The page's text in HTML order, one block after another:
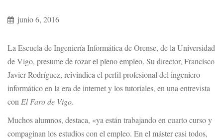
junio 6, 2016
La Escuela de Ingeniería Informática de Orense, de la Universidad
de Vigo, presume de rozar el pleno empleo. Su director, Francisco
Javier Rodríguez, reivindica el perfil profesional del ingeniero
informático en la era de internet y los tutoriales, en una entrevista
con El Faro de Vigo.
Muchos alumnos, destaca, «ya están trabajando en cuarto curso y
compaginan los estudios con el empleo. En el máster casi todos,